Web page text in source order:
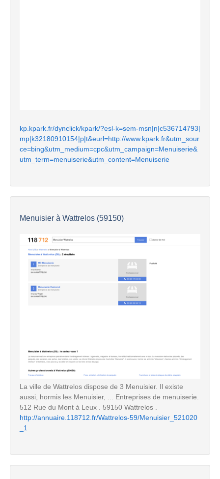
kp.kpark.fr/dynclick/kpark/?esl-k=sem-msn|n|c536714793|
mp|k32180910154|p|t&eurl=http://www.kpark.fr&utm_sour
ce=bing&utm_medium=cpc&utm_campaign=Menuiserie&
utm_term=menuiserie&utm_content=Menuiserie
Menuisier à Wattrelos (59150)
La ville de Wattrelos dispose de 3 Menuisier. Il existe
aussi, hormis les Menuisier, ... Entreprises de menuiserie.
512 Rue du Mont à Leux . 59150 Wattrelos .
http://annuaire.118712.fr/Wattrelos-59/Menuisier_521020
_1